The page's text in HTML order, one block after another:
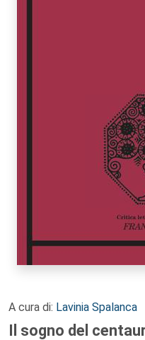
A cura di: Lavinia Spalanca
Il sogno del